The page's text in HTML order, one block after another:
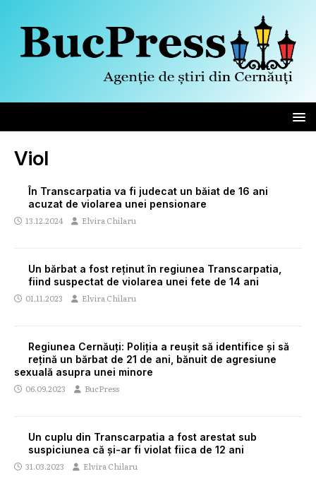
Viol
În Transcarpatia va fi judecat un băiat de 16 ani
acuzat de violarea unei pensionare
13.12.2024 Elvira Chilaru
Un bărbat a fost reținut în regiunea Transcarpatia,
fiind suspectat de violarea unei fete de 14 ani
01.11.2023 Elvira Chilaru
Regiunea Cernăuți: Poliția a reușit să identifice și să
rețină un bărbat de 21 de ani, bănuit de agresiune
sexuală asupra unei minore
06.09.2023 BucPress
Un cuplu din Transcarpatia a fost arestat sub
suspiciunea că și-ar fi violat fiica de 12 ani
31.03.2023 Elvira Chilaru